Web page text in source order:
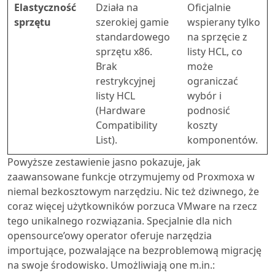
Elastyczność
sprzętu
Działa na
szerokiej gamie
standardowego
sprzętu x86.
Brak
restrykcyjnej
listy HCL
(Hardware
Compatibility
List).
Oficjalnie
wspierany tylko
na sprzęcie z
listy HCL, co
może
ograniczać
wybór i
podnosić
koszty
komponentów.
Powyższe zestawienie jasno pokazuje, jak
zaawansowane funkcje otrzymujemy od Proxmoxa w
niemal bezkosztowym narzędziu. Nic też dziwnego, że
coraz więcej użytkowników porzuca VMware na rzecz
tego unikalnego rozwiązania. Specjalnie dla nich
opensource’owy operator oferuje narzędzia
importujące, pozwalające na bezproblemową migrację
na swoje środowisko. Umożliwiają one m.in.: